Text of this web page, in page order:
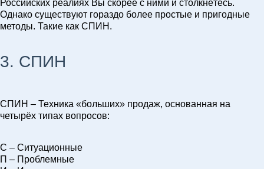
Российских реалиях Вы скорее с ними и столкнётесь.
Однако существуют гораздо более простые и пригодные
методы. Такие как СПИН.
3. СПИН
СПИН – Техника «больших» продаж, основанная на
четырёх типах вопросов:
С – Ситуационные
П – Проблемные